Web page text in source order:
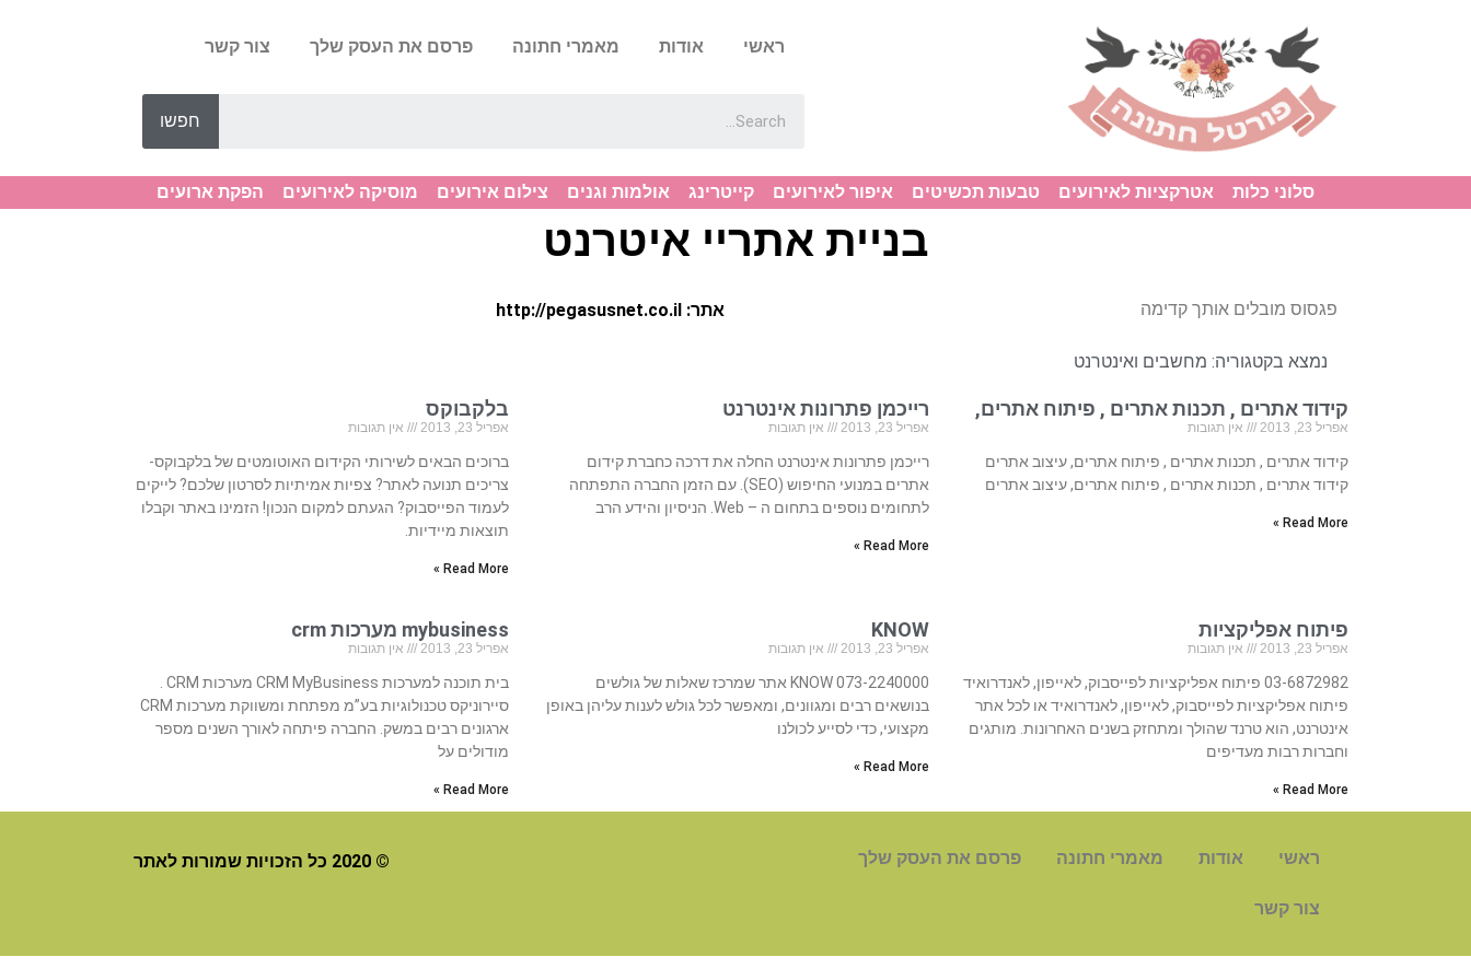
ראשי אודות מאמרי חתונה פרסם את העסק שלך צור קשר
חפשו
סלוני כלות אטרקציות לאירועים טבעות תכשיטים איפור לאירועים קייטרינג אולמות וגנים צילום אירועים מוסיקה לאירועים הפקת ארועים
בניית אתריי איטרנט
פגסוס מובלים אותך קדימה אתר: http://pegasusnet.co.il
נמצא בקטגוריה: מחשבים ואינטרנט
קידוד אתרים , תכנות אתרים , פיתוח אתרים,
אפריל 23, 2013 אין תגובות
קידוד אתרים , תכנות אתרים , פיתוח אתרים, עיצוב אתרים
קידוד אתרים , תכנות אתרים , פיתוח אתרים, עיצוב אתרים
Read More »
רייכמן פתרונות אינטרנט
אפריל 23, 2013 אין תגובות
רייכמן פתרונות אינטרנט החלה את דרכה כחברת קידום
אתרים במנועי החיפוש (SEO). עם הזמן החברה התפתחה
לתחומים נוספים בתחום ה – Web. הניסיון והידע הרב
Read More »
בלקבוקס
אפריל 23, 2013 אין תגובות
ברוכים הבאים לשירותי הקידום האוטומטים של בלקבוקס-
צריכים תנועה לאתר? צפיות אמיתיות לסרטון שלכם? לייקים
לעמוד הפייסבוק? הגעתם למקום הנכון! הזמינו באתר וקבלו
תוצאות מיידיות.
Read More »
פיתוח אפליקציות
אפריל 23, 2013 אין תגובות
03-6872982 פיתוח אפליקציות לפייסבוק, לאייפון, לאנדרואיד
פיתוח אפליקציות לפייסבוק, לאייפון, לאנדרואיד או לכל אתר
אינטרנט, הוא טרנד שהולך ומתחזק בשנים האחרונות. מותגים
וחברות רבות מעדיפים
Read More »
KNOW
אפריל 23, 2013 אין תגובות
073-2240000 KNOW אתר שמרכז שאלות של גולשים
בנושאים רבים ומגוונים, ומאפשר לכל גולש לענות עליהן באופן
מקצועי, כדי לסייע לכולנו
Read More »
mybusiness מערכות crm
אפריל 23, 2013 אין תגובות
בית תוכנה למערכות CRM MyBusiness מערכות CRM .
סיירוניקס טכנולוגיות בע”מ מפתחת ומשווקת מערכות CRM
ארגונים רבים במשק. החברה פיתחה לאורך השנים מספר
מודולים על
Read More »
ראשי אודות מאמרי חתונה פרסם את העסק שלך
צור קשר
© 2020 כל הזכויות שמורות לאתר